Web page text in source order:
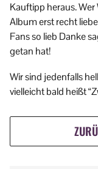
Kauftipp heraus.
Album erst recht
Fans so lieb Danke
getan hat!
Wir sind jedenfalls
vielleicht bald heißt